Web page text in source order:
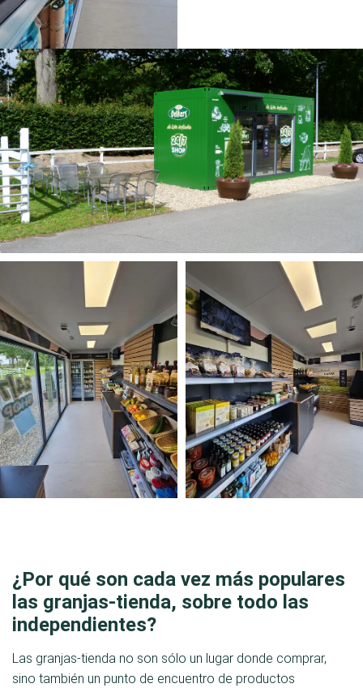
¿Por qué son cada vez más populares
las granjas-tienda, sobre todo las
independientes?
Las granjas-tienda no son sólo un lugar donde comprar,
sino también un punto de encuentro de productos